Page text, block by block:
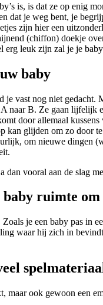
is, is dat ze op enig
dat je weg bent, je
zijn hier een
(chiffon) doekje
leuk zijn zal je je
baby
je vast nog niet
naar B. Ze gaan lijfelijk
door allemaal
kan glijden om zo door
om nieuwe dingen
dan vooral aan de slag
ruimte
je een baby pas in
waar hij zich in
ook gewoon een